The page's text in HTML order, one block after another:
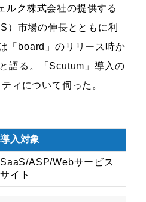
ルク株式会社の提供する
）市場の伸長とともに利
「board」のリリース時か
語る。「Scutum」導入の
ィについて伺った。
導入対象
SaaS/ASP/Webサービス
サイト